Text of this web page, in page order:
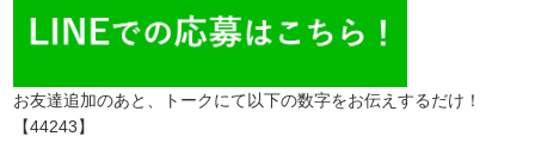
お友達追加のあと、トークにて以下の数字をお伝えするだけ！
【44243】